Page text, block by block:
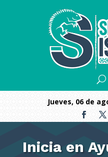
jueves, 06 de
Inicia en